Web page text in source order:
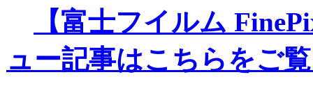
【富士フイルム
ュー記事はこちらをご